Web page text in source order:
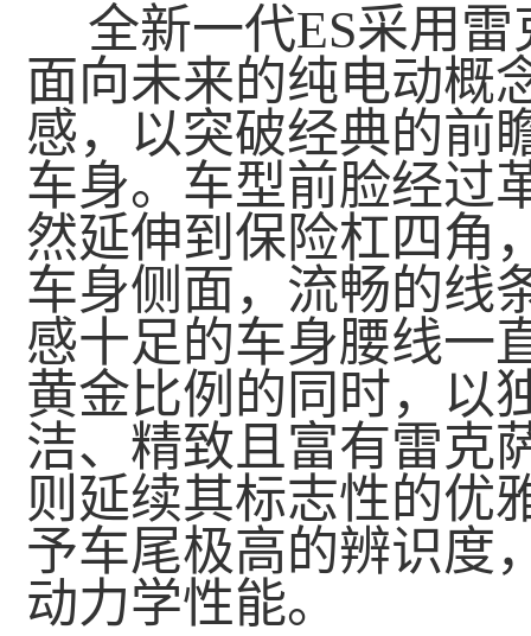
全新一代ES采用
面向未来的纯电动概
感，以突破经典的前
车身。车型前脸经过
然延伸到保险杠四角
车身侧面，流畅的线
感十足的车身腰线一
黄金比例的同时，以
洁、精致且富有雷克
则延续其标志性的优
予车尾极高的辨识度
动力学性能。